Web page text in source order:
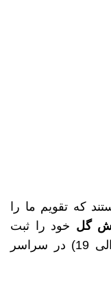
که تقویم ما را
گل خود را ثبت
کنید و در بازه‌های تعیین شده (10 الی 19) در سراسر